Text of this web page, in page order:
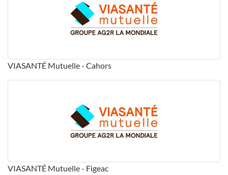
VIASANTÉ Mutuelle - Cahors
VIASANTÉ Mutuelle - Figeac